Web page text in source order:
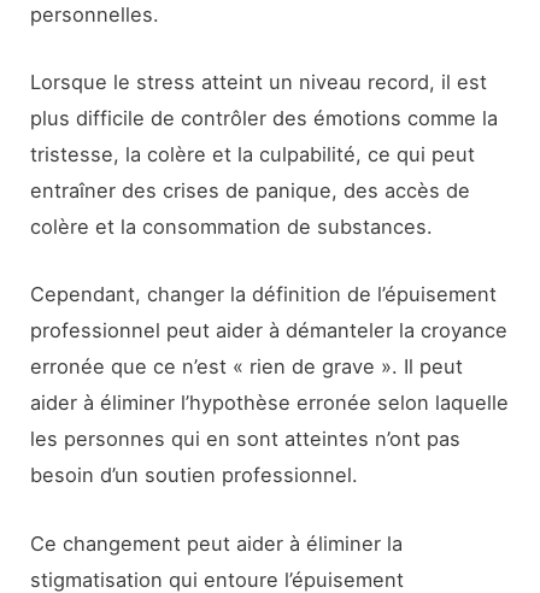
personnelles.
Lorsque le stress atteint un niveau record, il est
plus difficile de contrôler des émotions comme la
tristesse, la colère et la culpabilité, ce qui peut
entraîner des crises de panique, des accès de
colère et la consommation de substances.
Cependant, changer la définition de l’épuisement
professionnel peut aider à démanteler la croyance
erronée que ce n’est « rien de grave ». Il peut
aider à éliminer l’hypothèse erronée selon laquelle
les personnes qui en sont atteintes n’ont pas
besoin d’un soutien professionnel.
Ce changement peut aider à éliminer la
stigmatisation qui entoure l’épuisement